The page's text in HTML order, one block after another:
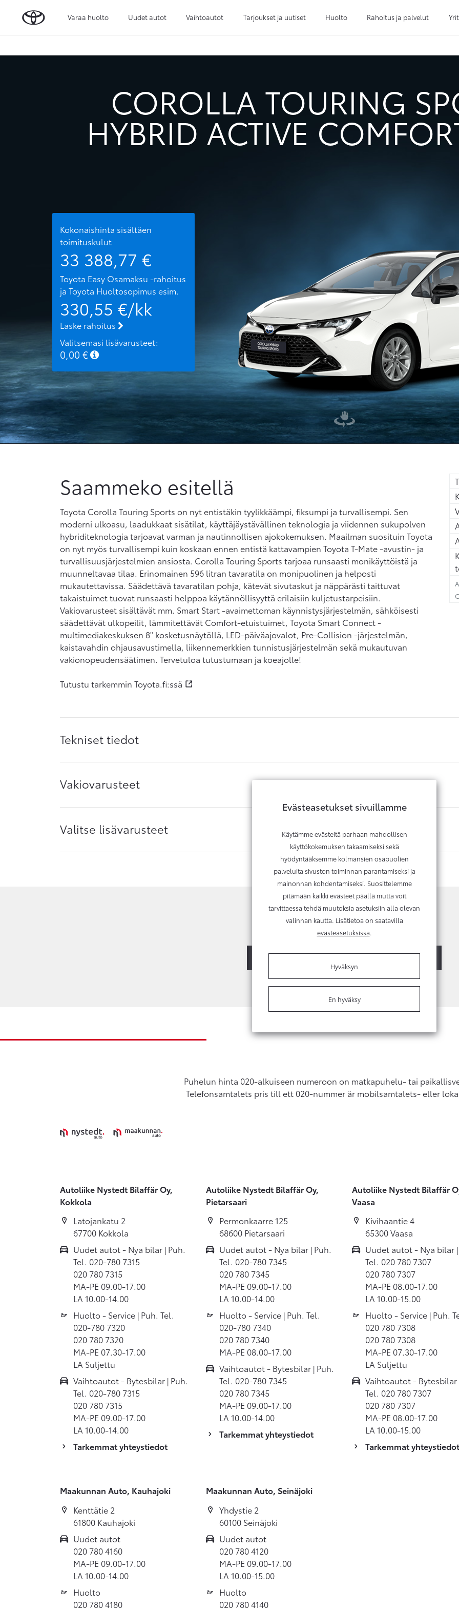
Varaa huolto Uudet autot Vaihtoautot Tarjoukset ja uutiset Huolto Rahoitus ja palvelut
COROLLA TOURING
HYBRID ACTIVE
Kokonaishinta sisältäen
toimituskulut
33 388,77 €
Toyota Easy Osamaksu -rahoitus
ja Toyota Huoltosopimus esim.
330,55 €/kk
Laske rahoitus
Valitsemasi lisävarusteet:
0,00 €
Saammeko esitellä
Toyota Corolla Touring Sports on nyt entistäkin tyylikkäämpi, fiksumpi ja turvallisempi. Sen
moderni ulkoasu, laadukkaat sisätilat, käyttäjäystävällinen teknologia ja viidennen sukupolven
hybriditeknologia tarjoavat varman ja nautinnollisen ajokokemuksen. Maailman suosituin Toyota
on nyt myös turvallisempi kuin koskaan ennen entistä kattavampien Toyota T-Mate -avustin- ja
turvallisuusjärjestelmien ansiosta. Corolla Touring Sports tarjoaa runsaasti monikäyttöistä ja
muunneltavaa tilaa. Erinomainen 596 litran tavaratila on monipuolinen ja helposti
mukautettavissa. Säädettävä tavaratilan pohja, kätevät sivutaskut ja näppärästi taittuvat
takaistuimet tuovat runsaasti helppoa käytännöllisyyttä erilaisiin kuljetustarpeisiin.
Vakiovarusteet sisältävät mm. Smart Start -avaimettoman käynnistysjärjestelmän, sähköisesti
säädettävät ulkopeilit, lämmitettävät Comfort-etuistuimet, Toyota Smart Connect -
multimediakeskuksen 8" kosketusnäytöllä, LED-päiväajovalot, Pre-Collision -järjestelmän,
kaistavahdin ohjausavustimella, liikennemerkkien tunnistusjärjestelmän sekä mukautuvan
vakionopeudensäätimen. Tervetuloa tutustumaan ja koeajolle!
Tutustu tarkemmin Toyota.fi:ssä
Tekniset tiedot
Vakiovarusteet
Valitse lisävarusteet
Kysy lisätietoja tai vaihtotarjousta
Ota yhteyttä Myyjien yhteystiedot
Puhelun hinta 020-alkuiseen numeroon on matkapuhelu- tai
Telefonsamtalets pris till ett 020-nummer är mobilsamtalets- eller
Autoliike Nystedt Bilaffär Oy,
Kokkola
Latojankatu 2
67700 Kokkola
Uudet autot - Nya bilar | Puh.
Tel. 020-780 7315
020 780 7315
MA-PE 09.00-17.00
LA 10.00-14.00
Huolto - Service | Puh. Tel.
020-780 7320
020 780 7320
MA-PE 07.30-17.00
LA Suljettu
Vaihtoautot - Bytesbilar | Puh.
Tel. 020-780 7315
020 780 7315
MA-PE 09.00-17.00
LA 10.00-14.00
Tarkemmat yhteystiedot
Autoliike Nystedt Bilaffär Oy,
Pietarsaari
Permonkaarre 125
68600 Pietarsaari
Uudet autot - Nya bilar | Puh.
Tel. 020-780 7345
020 780 7345
MA-PE 09.00-17.00
LA 10.00-14.00
Huolto - Service | Puh. Tel.
020-780 7340
020 780 7340
MA-PE 08.00-17.00
Vaihtoautot - Bytesbilar | Puh.
Tel. 020-780 7345
020 780 7345
MA-PE 09.00-17.00
LA 10.00-14.00
Tarkemmat yhteystiedot
Autoliike Nystedt Bilaffär
Vaasa
Kivihaantie 4
65300 Vaasa
Uudet autot - Nya bilar |
Tel. 020 780 7307
020 780 7307
MA-PE 08.00-17.00
LA 10.00-15.00
Huolto - Service | Puh.
020 780 7308
020 780 7308
MA-PE 07.30-17.00
LA Suljettu
Vaihtoautot - Bytesbilar
Tel. 020 780 7307
020 780 7307
MA-PE 08.00-17.00
LA 10.00-15.00
Tarkemmat yhteystiedot
Maakunnan Auto, Kauhajoki
Kenttätie 2
61800 Kauhajoki
Uudet autot
020 780 4160
MA-PE 09.00-17.00
LA 10.00-14.00
Huolto
020 780 4180
Maakunnan Auto, Seinäjoki
Yhdystie 2
60100 Seinäjoki
Uudet autot
020 780 4120
MA-PE 09.00-17.00
LA 10.00-15.00
Huolto
020 780 4140
Evästeasetukset sivuillamme
Käytämme evästeitä parhaan mahdollisen
käyttökokemuksen takaamiseksi sekä
hyödyntääksemme kolmansien osapuolien
palveluita sivuston toiminnan parantamiseksi ja
mainonnan kohdentamiseksi. Suosittelemme
pitämään kaikki evästeet päällä mutta voit
tarvittaessa tehdä muutoksia asetuksiin alla olevan
valinnan kautta. Lisätietoa on saatavilla
evästeasetuksissa.
Hyväksyn
En hyväksy